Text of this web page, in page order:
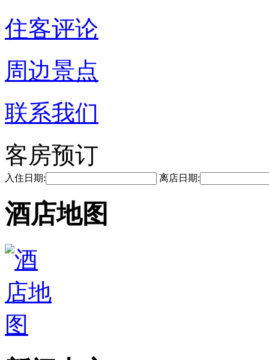
住客评论
周边景点
联系我们
客房预订
入住日期: 离店日期:
酒店地图